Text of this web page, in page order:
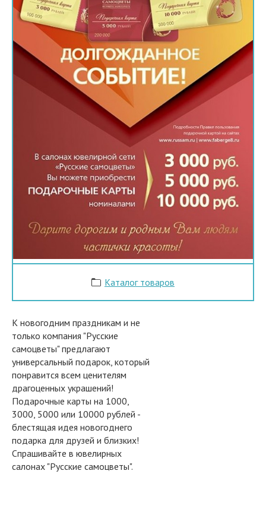
Каталог товаров
К новогодним праздникам и не
только компания "Русские
самоцветы" предлагают
универсальный подарок, который
понравится всем ценителям
драгоценных украшений!
Подарочные карты на 1000,
3000, 5000 или 10000 рублей -
блестящая идея новогоднего
подарка для друзей и близких!
Спрашивайте в ювелирных
салонах "Русские самоцветы".